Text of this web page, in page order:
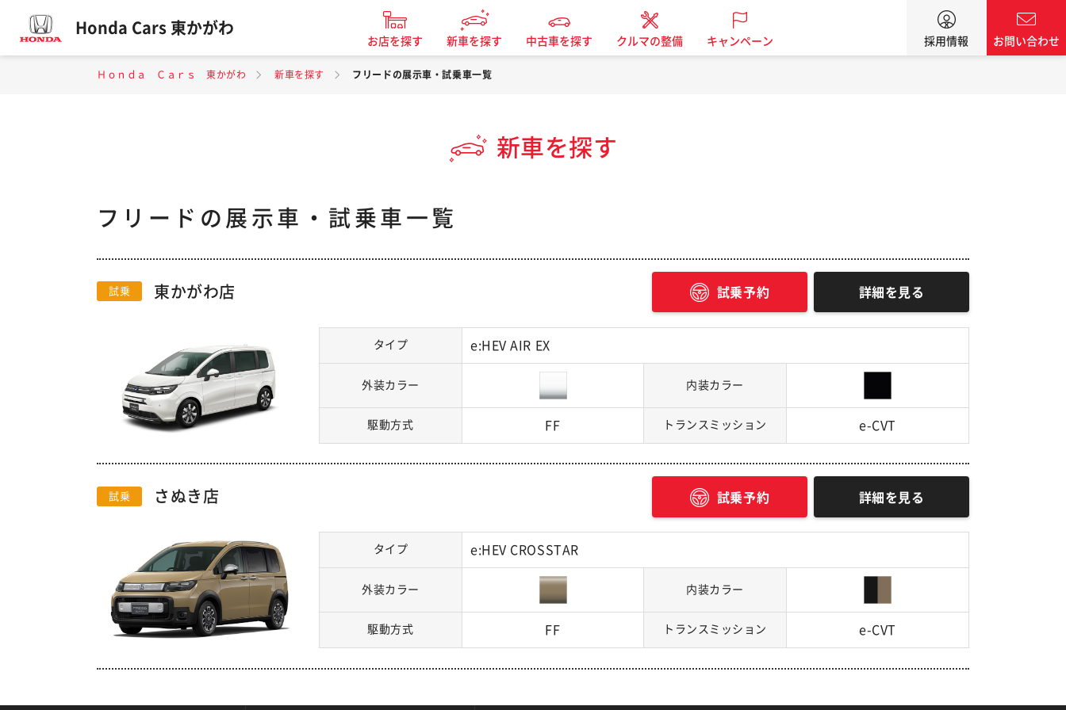
Honda Cars 東かがわ
お店を探す 新車を探す 中古車を探す クルマの整備 キャンペーン 採用情報 お問い合わせ
Ｈｏｎｄａ Ｃａｒｓ 東かがわ 新車を探す フリードの展示車・試乗車一覧
新車を探す
フリードの展示車・試乗車一覧
試乗 東かがわ店
タイプ e:HEV AIR EX
外装カラー 内装カラー
駆動方式 FF トランスミッション e-CVT
試乗予約 詳細を見る
試乗 さぬき店
タイプ e:HEV CROSSTAR
外装カラー 内装カラー
駆動方式 FF トランスミッション e-CVT
試乗予約 詳細を見る